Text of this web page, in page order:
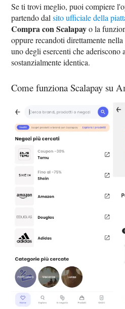
Se ti trovi meglio, puoi compiere
partendo dalsito ufficiale della
Compra con Scalapayo la
oppure recandoti direttamente
uno degli esercenti che
sostanzialmente identica.
Come funziona Scalapay su